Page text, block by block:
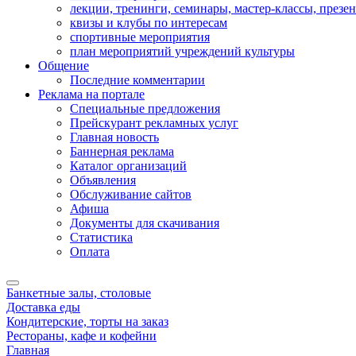
лекции, тренинги, семинары, мастер-классы,
квизы и клубы по интересам
спортивные мероприятия
план мероприятий учреждений культуры
Общение
Последние комментарии
Реклама на портале
Специальные предложения
Прейскурант рекламных услуг
Главная новость
Баннерная реклама
Каталог организаций
Объявления
Обслуживание сайтов
Афиша
Документы для скачивания
Статистика
Оплата
Банкетные залы, столовые
Доставка еды
Кондитерские, торты на заказ
Рестораны, кафе и кофейни
Главная